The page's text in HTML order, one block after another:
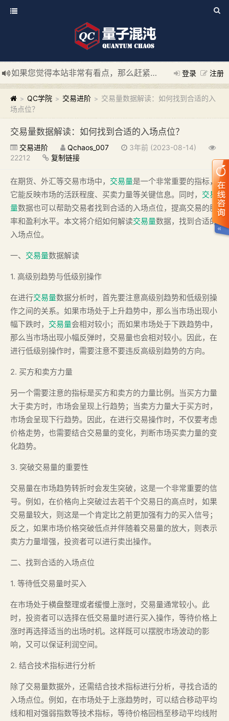
登录 注册
如果您觉得本站非常有看点，那么赶紧使用Ctrl+D 收藏我们吧
新添加量子混沌系统板块，欢迎大家访问！
---“量子混沌系
> QC学院 > 交易进阶 > 交易量数据解读：如何找到合适的入
场点位？
交易量数据解读：如何找到合适的入场点位？
交易进阶 Qchaos_007
3年前 (2023-08-14)
22212
复制链接
在期货、外汇等交易市场中， 交易量是一个非常重要的指标，
它能反映市场的活跃程度、买卖力量等关键信息。同时， 交易
量数据也可以帮助交易者找到合适的入场点位，提高交易的胜
率和盈利水平。本文将介绍如何解读交易量数据，找到合适的
入场点位。
一、 交易量数据解读
1. 高级别趋势与低级别操作
在进行交易量数据分析时，首先要注意高级别趋势和低级别操
作之间的关系。如果市场处于上升趋势中，那么当市场出现小
幅下跌时， 交易量会相对较小；而如果市场处于下跌趋势中，
那么当市场出现小幅反弹时，交易量也会相对较小。因此，在
进行低级别操作时，需要注意不要违反高级别趋势的方向。
2. 买方和卖方力量
另一个需要注意的指标是买方和卖方的力量比例。当买方力量
大于卖方时，市场会呈现上行趋势；当卖方力量大于买方时，
市场会呈现下行趋势。因此，在进行交易操作时，不仅要考虑
价格走势，也需要结合交易量的变化，判断市场买卖力量的变
化趋势。
3. 突破交易量的重要性
交易量在市场趋势转折时会发生突破，这是一个非常重要的信
号。例如，在价格向上突破过去若干个交易日的高点时，如果
交易量较大，则这是一个肯定比之前更加强有力的买入信号；
反之，如果市场价格突破低点并伴随着交易量的放大，则表示
卖方力量增强，投资者可以进行卖出操作。
二、找到合适的入场点位
1. 等待低交易量时买入
在市场处于横盘整理或者缓慢上涨时，交易量通常较小。此
时，投资者可以选择在低交易量时进行买入操作，等待价格上
涨时再选择适当的出场时机。这样既可以摆脱市场波动的影
响，又可以保证利润空间。
2. 结合技术指标进行分析
除了交易量数据外，还需结合技术指标进行分析，寻找合适的
入场点位。例如，在市场处于上涨趋势时，可以结合移动平均
线和相对强弱指数等技术指标，等待价格回档至移动平均线附